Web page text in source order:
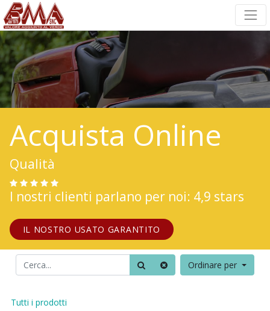
Acquista Online
Qualità
I nostri clienti parlano per noi: 4,9 stars
IL NOSTRO USATO GARANTITO
Ordinare per
Tutti i prodotti